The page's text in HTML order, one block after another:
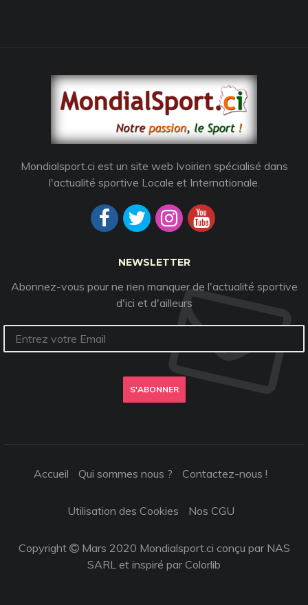
Mondialsport.ci est un site web Ivoirien spécialisé dans
l'actualité sportive Locale et Internationale.
NEWSLETTER
Abonnez-vous pour ne rien manquer de l'actualité sportive
d'ici et d'ailleurs
S'ABONNER
Accueil Qui sommes nous ? Contactez-nous !
Utilisation des Cookies Nos CGU
Copyright
Mars 2020 Mondialsport.ci conçu par NAS
SARL et inspiré parColorlib